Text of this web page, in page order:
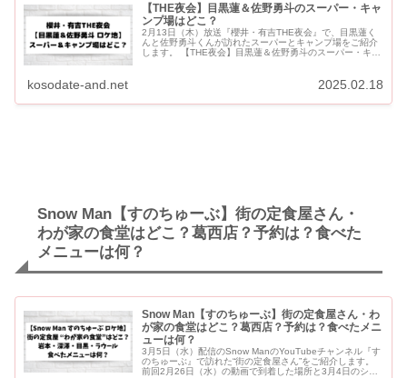
【THE夜会】目黒蓮＆佐野勇斗のスーパー・キャ
ンプ場はどこ？
2月13日（木）放送『櫻井・有吉THE夜会』で、目黒蓮く
んと佐野勇斗くんが訪れたスーパーとキャンプ場をご紹介
します。 【THE夜会】目黒蓮＆佐野勇斗のスーパー・キャ
kosodate-and.net 2025.02.18
Snow Man【すのちゅーぶ】街の定食屋さん・
わが家の食堂はどこ？葛西店？予約は？食べた
メニューは何？
Snow Man【すのちゅーぶ】街の定食屋さん・わ
が家の食堂はどこ？葛西店？予約は？食べたメニ
ューは何？
3月5日（水）配信のSnow ManのYouTubeチャンネル『す
のちゅーぶ』で訪れた“街の定食屋さん”をご紹介します。
前回2月26日（水）の動画で到着した場所と3月4日のショ